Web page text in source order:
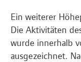
v
i
Ein weiterer
Die Aktivitäten
wurde innerhalb
ausgezeichnet.